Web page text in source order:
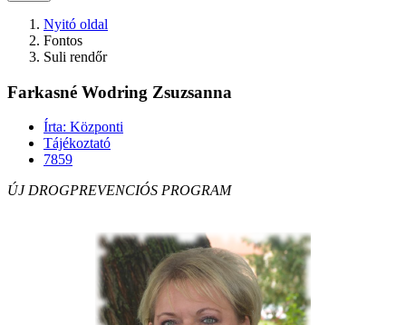
Nyitó oldal
Fontos
Suli rendőr
Farkasné Wodring Zsuzsanna
Írta: Központi
Tájékoztató
7859
ÚJ DROGPREVENCIÓS PROGRAM